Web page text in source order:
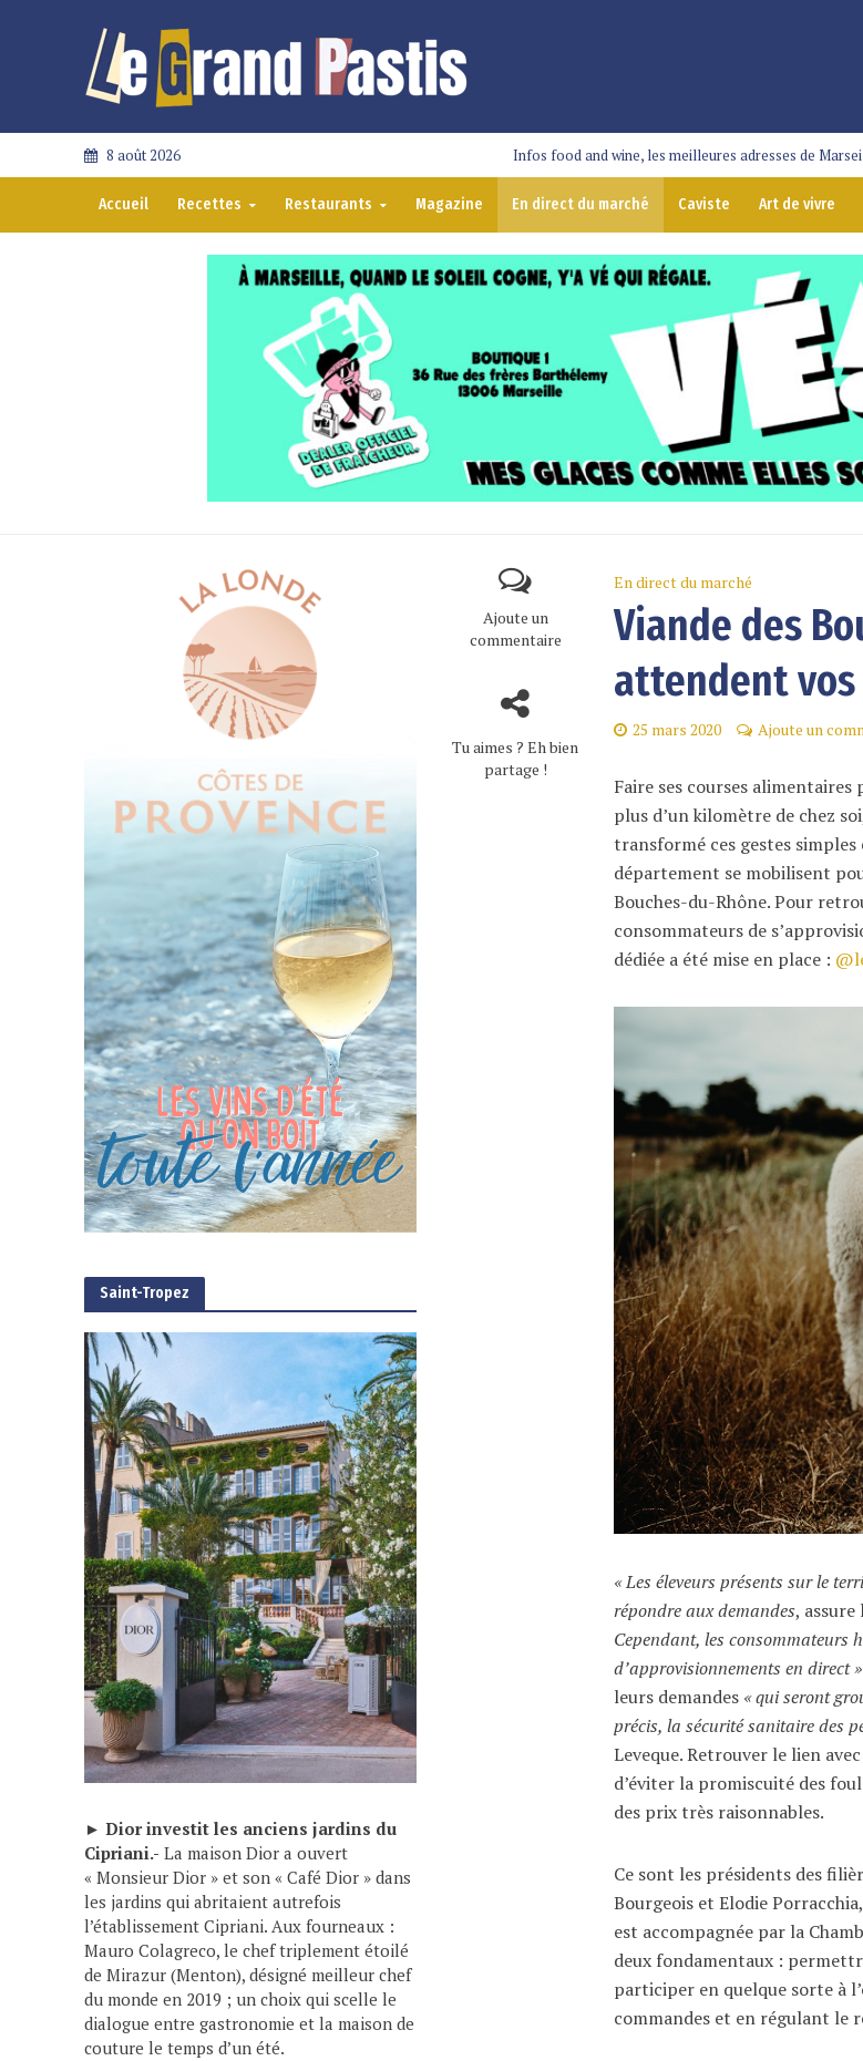
8 août 2026 Infos food and wine, les meilleures adresses de
Accueil Recettes Restaurants Magazine En direct du marché Caviste Art de vivre
Saint-Tropez
► Dior investit les anciens jardins du
Cipriani.- La maison Dior a ouvert
« Monsieur Dior » et son « Café Dior » dans
les jardins qui abritaient autrefois
l’établissement Cipriani. Aux fourneaux :
Mauro Colagreco, le chef triplement étoilé
de Mirazur (Menton), désigné meilleur chef
du monde en 2019 ; un choix qui scelle le
dialogue entre gastronomie et la maison de
couture le temps d’un été.
Ajoute un
commentaire
Tu aimes ? Eh bien
partage !
En direct du marché
Viande des
attendent vos
25 mars 2020 Ajoute un
Faire ses courses
plus d’un kilomètre de chez
transformé ces gestes
département se mobilisent
Bouches-du-Rhône. Pour
consommateurs de
dédiée a été mise en place :
« Les éleveurs présents sur le
répondre aux demandes,
Cependant, les consommateurs
d’approvisionnements en direct »
leurs demandes « qui seront
précis, la sécurité sanitaire des
Leveque. Retrouver le lien
d’éviter la promiscuité des
des prix très raisonnables.
Ce sont les présidents des
Bourgeois et Elodie
est accompagnée par la
deux fondamentaux :
participer en quelque sorte à
commandes et en régulant le